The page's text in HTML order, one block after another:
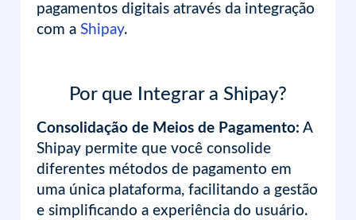
pagamentos digitais através da integração
com aShipay.
Por que Integrar a Shipay?
Consolidação de Meios de Pagamento: A
Shipay permite que você consolide
diferentes métodos de pagamento em
uma única plataforma, facilitando a gestão
e simplificando a experiência do usuário.